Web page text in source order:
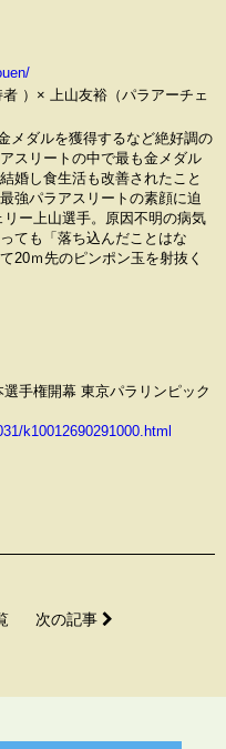
）× 上山友裕（パラアーチェ
メダルを獲得するなど絶好調の
スリートの中で最も金メダル
婚し食生活も改善されたこと
強パラアスリートの素顔に迫
ー上山選手。原因不明の病気
ても「落ち込んだことはな
20ｍ先のピンポン玉を射抜く
手権開幕 東京パラリンピック
k10012690291000.html
次の記事